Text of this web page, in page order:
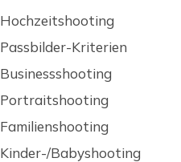
Hochzeitshooting
Passbilder-Kriterien
Businessshooting
Portraitshooting
Familienshooting
Kinder-/Babyshooting